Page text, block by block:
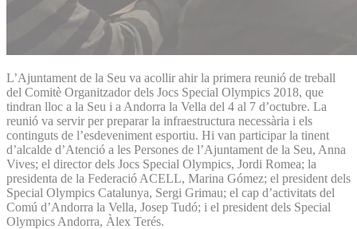
L’Ajuntament de la Seu va acollir ahir la primera reunió de treball
del Comitè Organitzador dels Jocs Special Olympics 2018, que
tindran lloc a la Seu i a Andorra la Vella del 4 al 7 d’octubre. La
reunió va servir per preparar la infraestructura necessària i els
continguts de l’esdeveniment esportiu. Hi van participar la tinent
d’alcalde d’Atenció a les Persones de l’Ajuntament de la Seu, Anna
Vives; el director dels Jocs Special Olympics, Jordi Romea; la
presidenta de la Federació ACELL, Marina Gómez; el president dels
Special Olympics Catalunya, Sergi Grimau; el cap d’activitats del
Comú d’Andorra la Vella, Josep Tudó; i el president dels Special
Olympics Andorra, Àlex Terés.